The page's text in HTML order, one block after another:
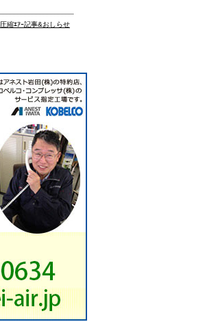
圧縮ｴｱｰ記事&おしらせ